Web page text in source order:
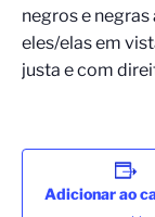
negros e
eles/elas em
justa e com
Adicionar ao